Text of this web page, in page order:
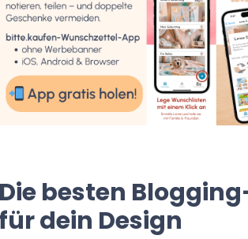
besten
dein Design